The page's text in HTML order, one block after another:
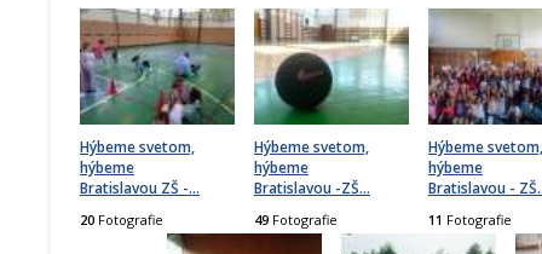
Hýbeme svetom,
hýbeme
Bratislavou ZŠ -…
20Fotografie
Hýbeme svetom,
hýbeme
Bratislavou -ZŠ…
49Fotografie
Hýbeme svetom,
hýbeme
Bratislavou - ZŠ
11 Fotografie